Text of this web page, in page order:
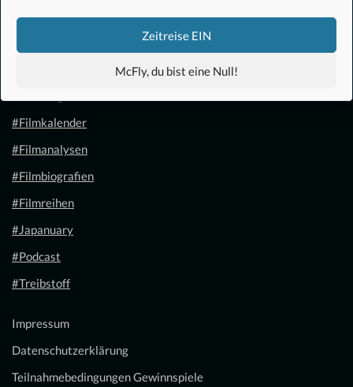
Zeitreise EIN
McFly, du bist eine Null!
#Filmkalender
#Filmanalysen
#Filmbiografien
#Filmreihen
#Japanuary
#Podcast
#Treibstoff
Impressum
Datenschutzerklärung
Teilnahmebedingungen Gewinnspiele